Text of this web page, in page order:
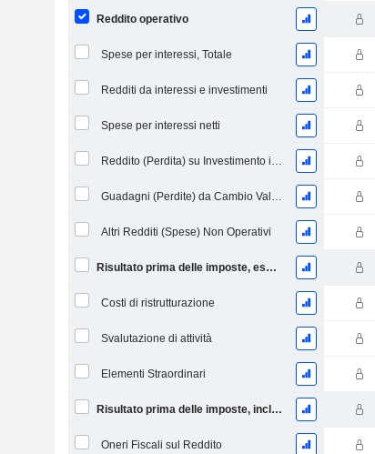
Reddito operativo
Spese per interessi, Totale
Redditi da interessi e investimenti
Spese per interessi netti
Reddito (Perdita) su Investimento in Capitale Proprio.
Guadagni (Perdite) da Cambio Valuta
Altri Redditi (Spese) Non Operativi
Risultato prima delle imposte, escl. elementi straordinari
Costi di ristrutturazione
Svalutazione di attività
Elementi Straordinari
Risultato prima delle imposte, incl. elementi insoliti
Oneri Fiscali sul Reddito